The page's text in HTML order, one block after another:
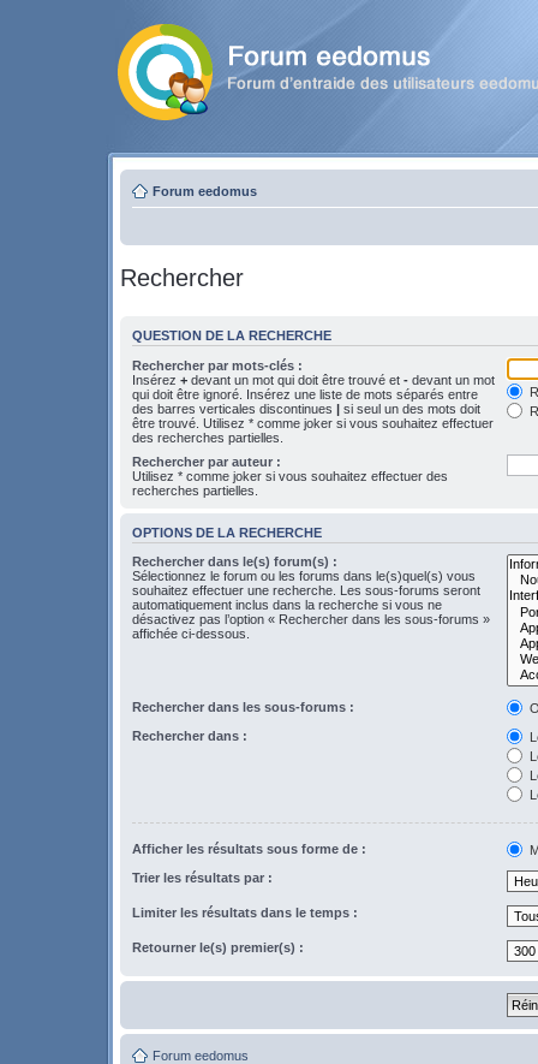
Forum eedomus
Rechercher
QUESTION DE LA RECHERCHE
Rechercher par mots-clés :
Insérez + devant un mot qui doit être trouvé et - devant un mot
qui doit être ignoré. Insérez une liste de mots séparés entre
des barres verticales discontinues | si seul un des mots doit
être trouvé. Utilisez * comme joker si vous souhaitez effectuer
des recherches partielles.
Rechercher par auteur :
Utilisez * comme joker si vous souhaitez effectuer des
recherches partielles.
OPTIONS DE LA RECHERCHE
Rechercher dans le(s) forum(s) :
Sélectionnez le forum ou les forums dans le(s)quel(s) vous
souhaitez effectuer une recherche. Les sous-forums seront
automatiquement inclus dans la recherche si vous ne
désactivez pas l’option « Rechercher dans les sous-forums »
affichée ci-dessous.
Rechercher dans les sous-forums :
Rechercher dans :
Afficher les résultats sous forme de :
Trier les résultats par :
Limiter les résultats dans le temps :
Retourner le(s) premier(s) :
Forum eedomus